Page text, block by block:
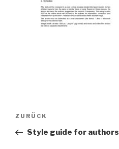
Beitragsnavigation
Vorheriger
Beitrag
ZURÜCK
Style guide for authors